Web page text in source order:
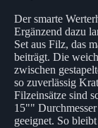
Der smarte
Ergänzend dazu
Set aus Filz, das
beiträgt. Die
zwischen
so zuverlässig
Filzeinsätze sind
15""
geeignet. So